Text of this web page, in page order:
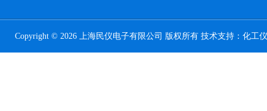
Copyright © 2026 上海民仪电子有限公司 版权所有 技术支持： 化工